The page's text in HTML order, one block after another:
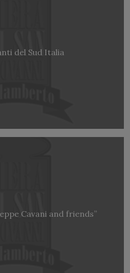
del Sud Italia
Cavani and friends”